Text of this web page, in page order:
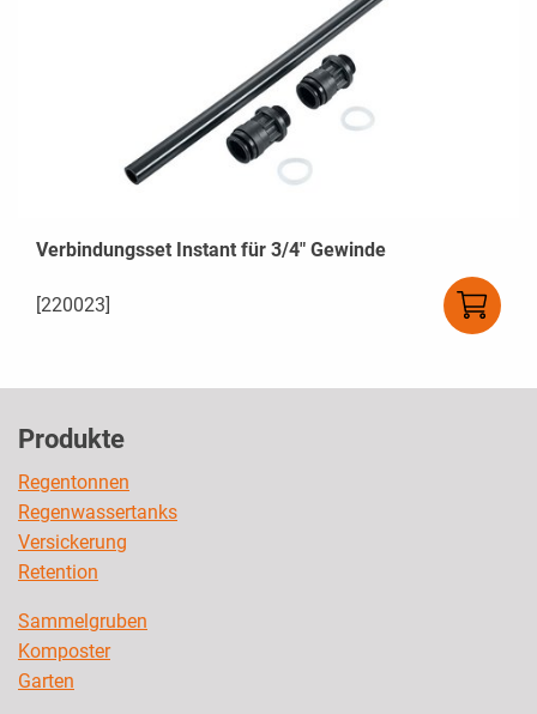
Verbindungsset Instant für 3/4" Gewinde
[220023]
Produkte
Regentonnen
Regenwassertanks
Versickerung
Retention
Sammelgruben
Komposter
Garten